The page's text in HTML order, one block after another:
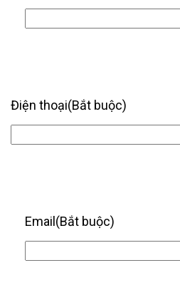
Điện thoại(Bắt buộc)
Email (Bắt buộc)